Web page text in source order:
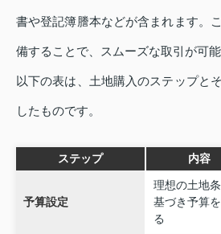
書や登記簿謄本などが含まれます。
備することで、スムーズな取引が可能
以下の表は、土地購入のステップと
したものです。
ステップ 内容
予算設定
理想の土地
基づき予算
る